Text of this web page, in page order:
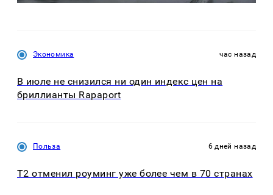
Экономика час назад
В июле не снизился ни один индекс цен на
бриллианты Rapaport
Польза 6 дней назад
Т2 отменил роуминг уже более чем в 70 странах